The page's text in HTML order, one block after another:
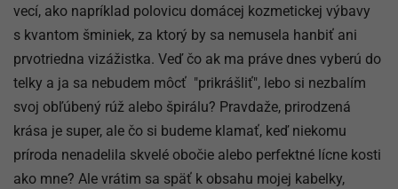
vecí, ako napríklad polovicu domácej kozmetickej výbavy
s kvantom šminiek, za ktorý by sa nemusela hanbiť ani
prvotriedna vizážistka. Veď čo ak ma práve dnes vyberú do
telky a ja sa nebudem môcť ″prikrášliť″, lebo si nezbalím
svoj obľúbený rúž alebo špirálu? Pravdaže, prirodzená
krása je super, ale čo si budeme klamať, keď niekomu
príroda nenadelila skvelé obočie alebo perfektné lícne kosti
ako mne? Ale vrátim sa späť k obsahu mojej kabelky,